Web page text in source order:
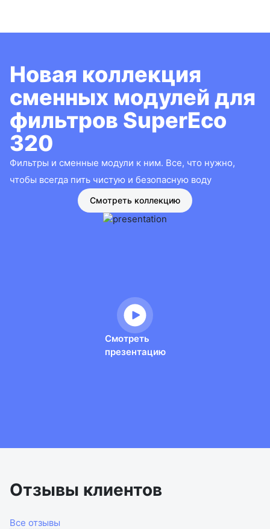
Новая коллекция
сменных модулей для
фильтров SuperEco
320
Фильтры и сменные модули к ним. Все, что нужно,
чтобы всегда пить чистую и безопасную воду
Смотреть коллекцию
Отзывы клиентов
Все отзывы